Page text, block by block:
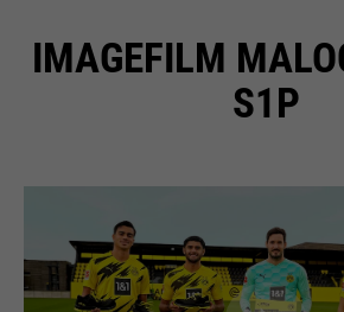
IMAGEFILM
S1P